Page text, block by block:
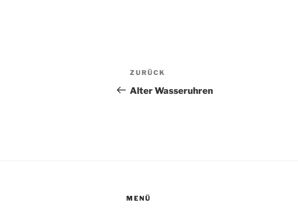
Beitragsnavigation
Vorheriger
Beitrag
ZURÜCK
Alter Wasseruhren
MENÜ